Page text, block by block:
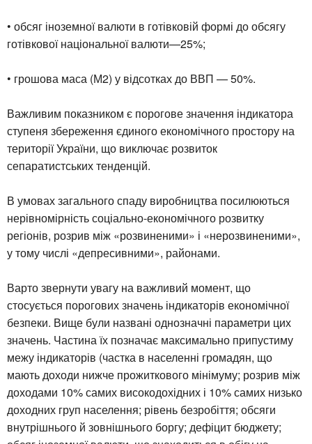
• обсяг іноземної валюти в готівковій формі до обсягу
готівкової національної валюти—25%;
• грошова маса (М2) у відсотках до ВВП — 50%.
Важливим показником є порогове значення індикатора
ступеня збереження єдиного економічного простору на
території України, що виключає розвиток
сепаратистських тенденцій.
В умовах загального спаду виробництва посилюються
нерівномірність соціально-економічного розвитку
регіонів, розрив між «розвиненими» і «нерозвиненими»,
у тому числі «депресивними», районами.
Варто звернути увагу на важливий момент, що
стосується порогових значень індикаторів економічної
безпеки. Вище були названі однозначні параметри цих
значень. Частина їх позначає максимально припустиму
межу індикаторів (частка в населенні громадян, що
мають доходи нижче прожиткового мінімуму; розрив між
доходами 10% самих високодохідних і 10% самих низько
доходних груп населення; рівень безробіття; обсяги
внутрішнього й зовнішнього боргу; дефіцит бюджету;